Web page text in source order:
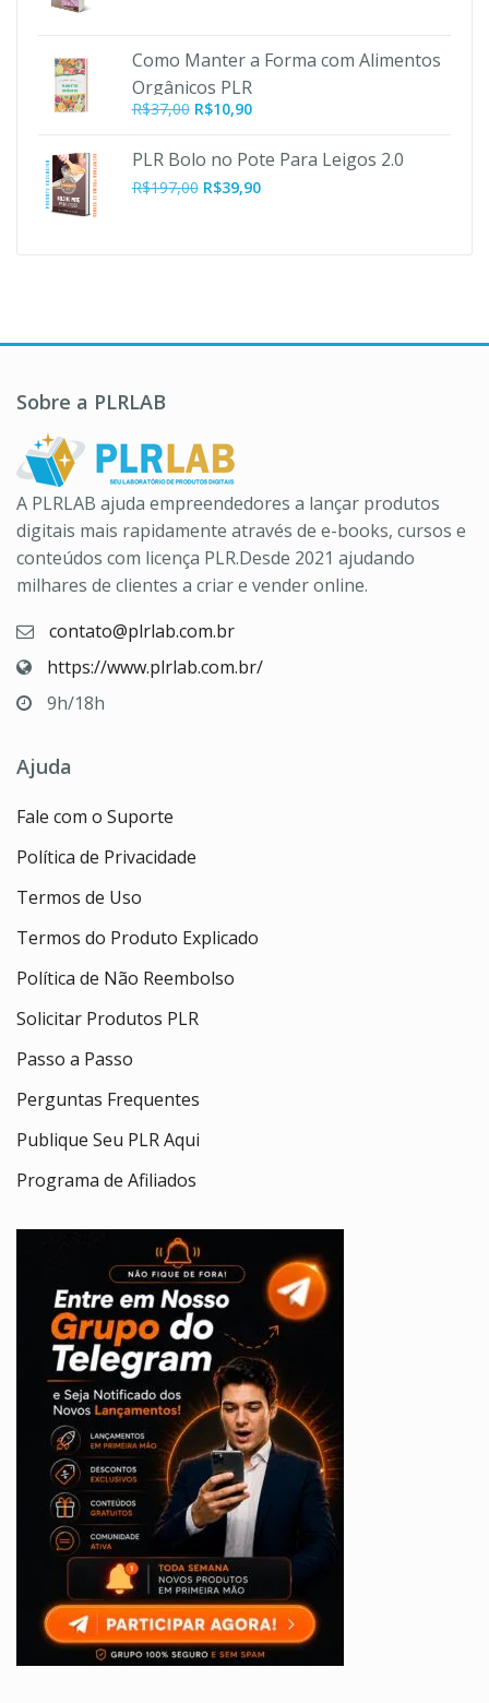
Como Manter a Forma com Alimentos
Orgânicos PLR
R$37,00 O
original
era:
R$37,00.
R$10,90O
atual
PLR Bolo no Pote Para Leigos 2.0
R$197,00 O
R$39,90O
Sobre a PLRLAB
A PLRLAB ajuda empreendedores a lançar produtos
digitais mais rapidamente através de e-books, cursos e
conteúdos com licença PLR.Desde 2021 ajudando
milhares de clientes a criar e vender online.
contato@plrlab.com.br
https://www.plrlab.com.br/
9h/18h
Ajuda
Fale com o Suporte
Política de Privacidade
Termos de Uso
Termos do Produto Explicado
Política de Não Reembolso
Solicitar Produtos PLR
Passo a Passo
Perguntas Frequentes
Publique Seu PLR Aqui
Programa de Afiliados